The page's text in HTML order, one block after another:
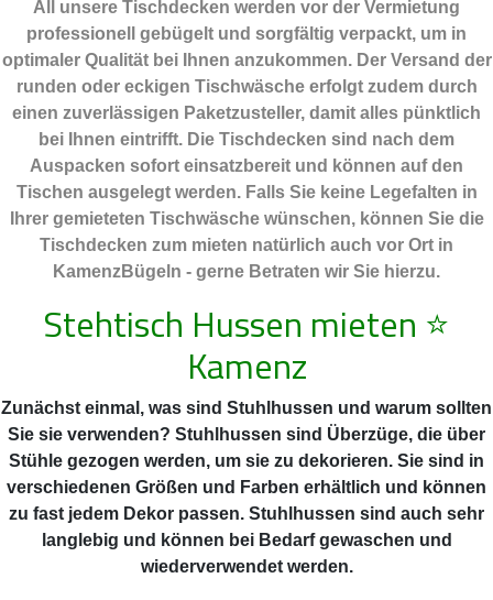
All unsere Tischdecken werden vor der Vermietung
professionell gebügelt und sorgfältig verpackt, um in
optimaler Qualität bei Ihnen anzukommen. Der Versand der
runden oder eckigen Tischwäsche erfolgt zudem durch
einen zuverlässigen Paketzusteller, damit alles pünktlich
bei Ihnen eintrifft. Die Tischdecken sind nach dem
Auspacken sofort einsatzbereit und können auf den
Tischen ausgelegt werden. Falls Sie keine Legefalten in
Ihrer gemieteten Tischwäsche wünschen, können Sie die
Tischdecken zum mieten natürlich auch vor Ort in
KamenzBügeln - gerne Betraten wir Sie hierzu.
Stehtisch Hussen mieten ⭐
Kamenz
Zunächst einmal, was sind Stuhlhussen und warum sollten
Sie sie verwenden? Stuhlhussen sind Überzüge, die über
Stühle gezogen werden, um sie zu dekorieren. Sie sind in
verschiedenen Größen und Farben erhältlich und können
zu fast jedem Dekor passen. Stuhlhussen sind auch sehr
langlebig und können bei Bedarf gewaschen und
wiederverwendet werden.